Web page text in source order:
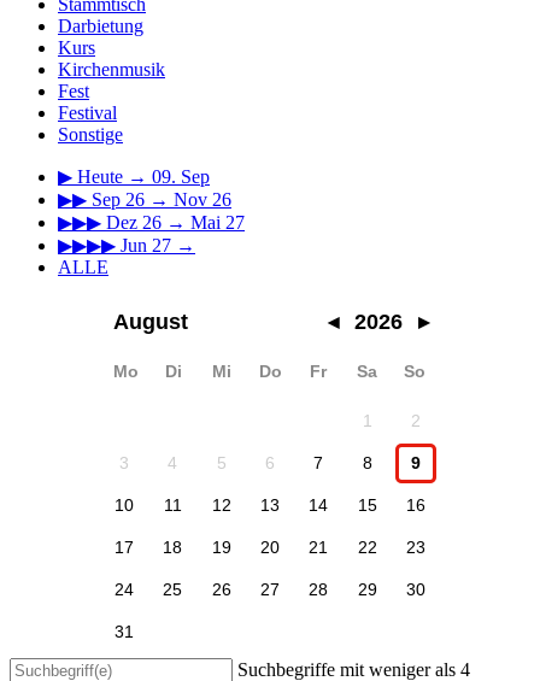
Darbietung
Kurs
Kirchenmusik
Fest
Festival
Sonstige
▶ Heute → 09. Sep
▶▶ Sep 26 → Nov 26
▶▶▶ Dez 26 → Mai 27
▶▶▶▶ Jun 27 →
ALLE
August ◂ 2026 ▸
Mo Di Mi Do Fr Sa So
1 2
3 4 5 6 7 8 9
10 11 12 13 14 15 16
17 18 19 20 21 22 23
24 25 26 27 28 29 30
31
Suchbegriffe mit weniger als 4